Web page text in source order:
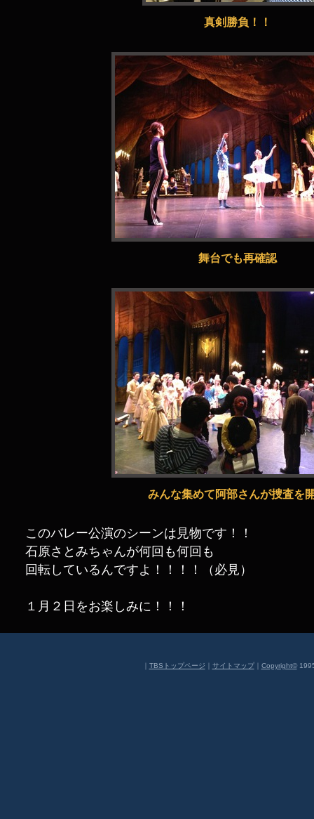
真剣勝負！！
舞台でも再確認
みんな集めて阿部さんが捜査を
このバレー公演のシーンは見物です！！
石原さとみちゃんが何回も何回も
回転しているんですよ！！！！（必見）
１月２日をお楽しみに！！！
TBSトップページ サイトマップ｜ Copyright©